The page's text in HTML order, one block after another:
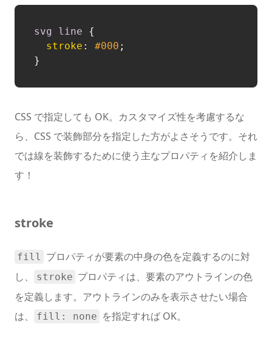
svg line {
stroke : #000 ;
CSS で指定しても OK。カスタマイズ性を考慮するな
ら、CSS で装飾部分を指定した方がよさそうです。それ
では線を装飾するために使う主なプロパティを紹介しま
す！
stroke
fill プロパティが要素の中身の色を定義するのに対
し、
stroke プロパティは、要素のアウトラインの色
を定義します。アウトラインのみを表示させたい場合
は、
fill: none を指定すれば OK。